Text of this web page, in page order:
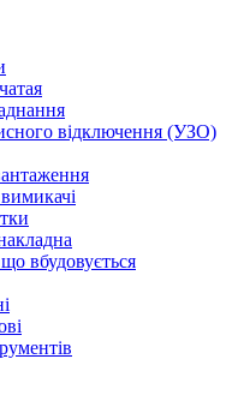
відключення (УЗО)
вбудовується